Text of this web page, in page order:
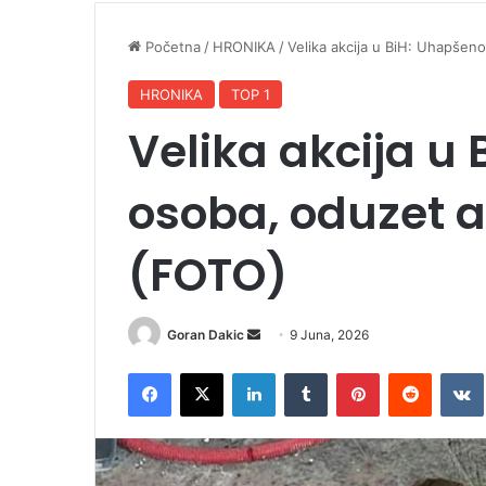
Početna / HRONIKA /Velika akcija u BiH:
HRONIKA TOP 1
Velika akcija u
osoba, oduzet
(FOTO)
Goran Dakic
a
n
9 Juna, 2026